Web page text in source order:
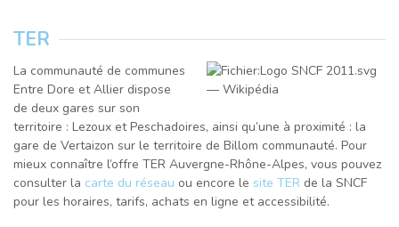
TER
La communauté de communes
Entre Dore et Allier dispose
de deux gares sur son
territoire : Lezoux et Peschadoires, ainsi qu’une à proximité : la
gare de Vertaizon sur le territoire de Billom communauté. Pour
mieux connaître l’offre TER Auvergne-Rhône-Alpes, vous pouvez
consulter la carte du réseau ou encore le site TER de la SNCF
pour les horaires, tarifs, achats en ligne et accessibilité.